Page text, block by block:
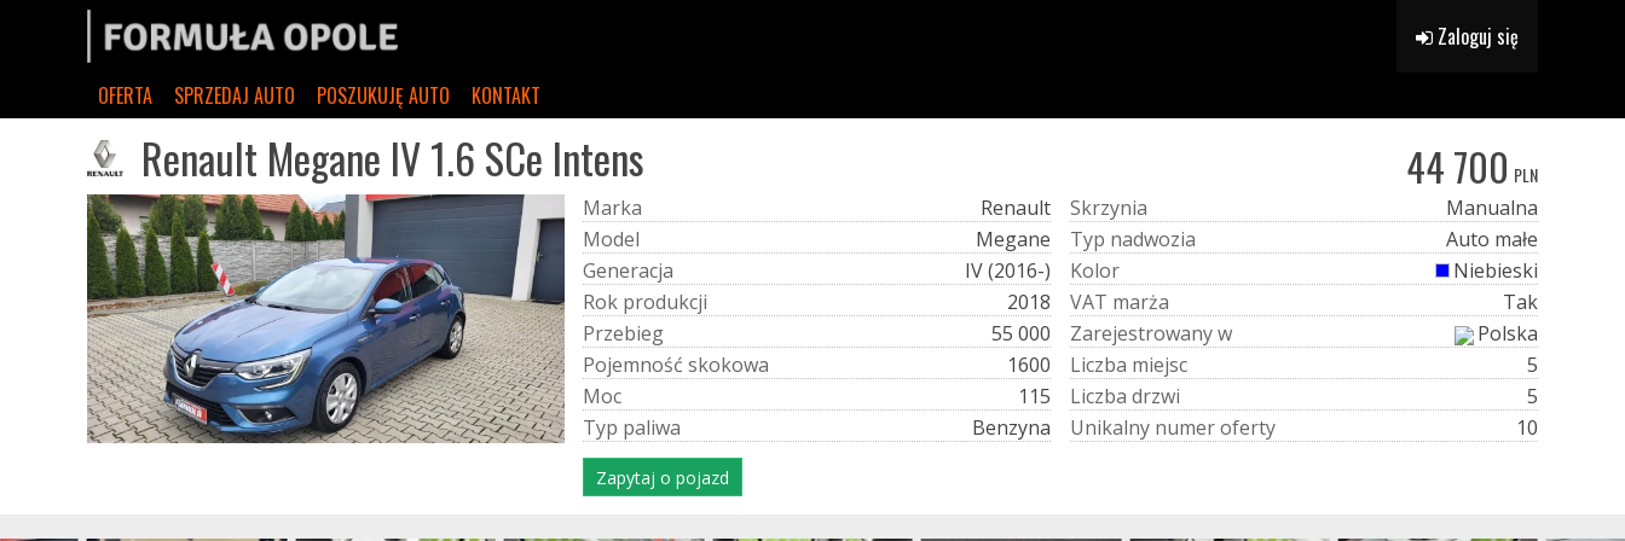
Zaloguj się
OFERTA SPRZEDAJ AUTO POSZUKUJĘ AUTO KONTAKT
Renault Megane IV 1.6 SCe Intens 44 700 PLN
Marka
Renault
Model
Megane
Generacja
IV (2016-)
Rok produkcji
2018
Przebieg
55 000
Pojemność skokowa
1600
Moc
115
Typ paliwa Benzyna
Skrzynia
Manualna
Typ nadwozia
Auto małe
Kolor
Niebieski
VAT marża
Tak
Zarejestrowanyw
Polska
Liczba miejsc
5
Liczba drzwi
5
Unikalny numeroferty 10
Zapytaj o pojazd